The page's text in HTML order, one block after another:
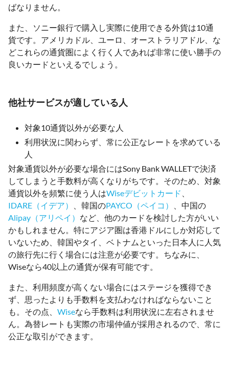
ばなりません。
また、ソニー銀行で購入し実際に使用できる外貨は10通
貨です。アメリカドル、ユーロ、オーストラリアドル、な
どこれらの通貨圏によく行く人であれば非常に使い勝手の
良いカードといえるでしょう。
他社サービスが適している人
対象10通貨以外が必要な人
利用状況に関わらず、常に公正なレートを求めている
人
対象通貨以外が必要な場合にはSony Bank WALLETで決済
してしまうと手数料が高くなりがちです。そのため、対象
通貨以外を頻繁に使う人はWiseデビットカード
IDARE（イデア）
、韓国のPAYCO（ペイコ）
、中国の
Alipay（アリペイ） など、他のカードを検討した方がいい
かもしれません。特にアジア圏は香港ドルにしか対応して
いないため、韓国やタイ、ベトナムといった日本人に人気
の旅行先に行く場合には注意が必要です。ちなみに、
Wiseなら40以上の通貨が保有可能です。
また、利用頻度が高くない場合にはステージを獲得でき
ず、思ったよりも手数料を支払わなければならないこと
も。その点、 Wiseなら手数料は利用状況に左右されませ
ん。為替レートも実際の市場仲値が採用されるので、常に
公正な取引ができます。